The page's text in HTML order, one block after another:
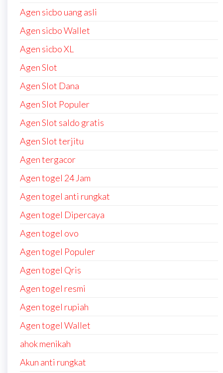
Agen sicbo uang asli
Agen sicbo Wallet
Agen sicbo XL
Agen Slot
Agen Slot Dana
Agen Slot Populer
Agen Slot saldo gratis
Agen Slot terjitu
Agen tergacor
Agen togel 24 Jam
Agen togel anti rungkat
Agen togel Dipercaya
Agen togel ovo
Agen togel Populer
Agen togel Qris
Agen togel resmi
Agen togel rupiah
Agen togel Wallet
ahok menikah
Akun anti rungkat